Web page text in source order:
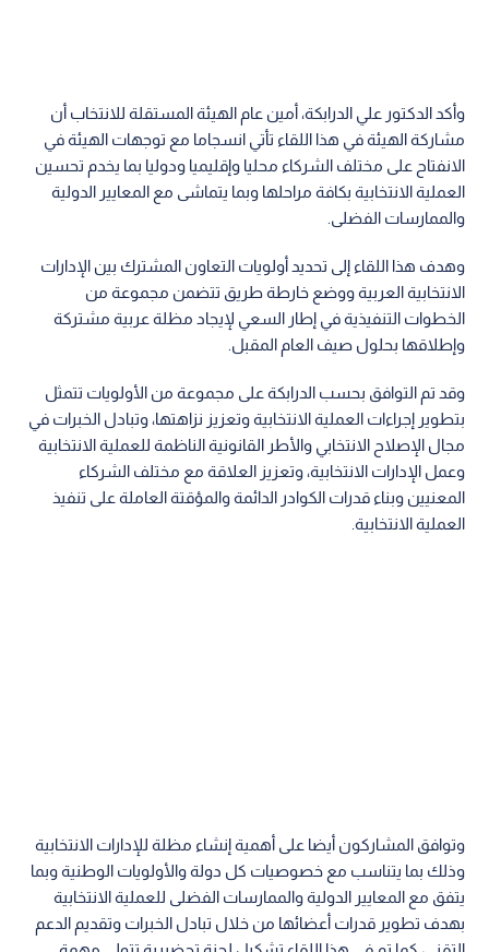
وأكد الدكتور علي الدرابكة، أمين عام الهيئة المستقلة للانتخاب أن
مشاركة الهيئة في هذا اللقاء تأتي انسجاما مع توجهات الهيئة في
الانفتاح على مختلف الشركاء محليا وإقليميا ودوليا بما يخدم تحسين
العملية الانتخابية بكافة مراحلها وبما يتماشى مع المعايير الدولية
والممارسات الفضلى.
وهدف هذا اللقاء إلى تحديد أولويات التعاون المشترك بين الإدارات
الانتخابية العربية ووضع خارطة طريق تتضمن مجموعة من
الخطوات التنفيذية في إطار السعي لإيجاد مظلة عربية مشتركة
وإطلاقها بحلول صيف العام المقبل.
وقد تم التوافق بحسب الدرابكة على مجموعة من الأولويات تتمثل
بتطوير إجراءات العملية الانتخابية وتعزيز نزاهتها، وتبادل الخبرات في
مجال الإصلاح الانتخابي والأطر القانونية الناظمة للعملية الانتخابية
وعمل الإدارات الانتخابية، وتعزيز العلاقة مع مختلف الشركاء
المعنيين وبناء قدرات الكوادر الدائمة والمؤقتة العاملة على تنفيذ
العملية الانتخابية.
وتوافق المشاركون أيضا على أهمية إنشاء مظلة للإدارات الانتخابية
وذلك بما يتناسب مع خصوصيات كل دولة والأولويات الوطنية وبما
يتفق مع المعايير الدولية والممارسات الفضلى للعملية الانتخابية
بهدف تطوير قدرات أعضائها من خلال تبادل الخبرات وتقديم الدعم